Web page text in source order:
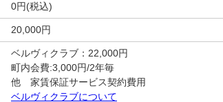
0円(税込)
20,000円
ベルヴィクラブ：22,000円
町内会費:3,000円/2年毎
他 家賃保証サービス契約費用
ベルヴィクラブについて